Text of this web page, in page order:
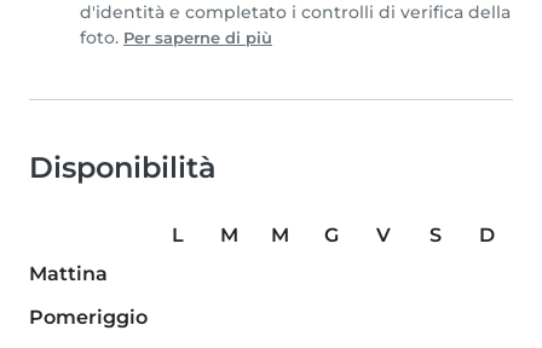
d'identità e completato i controlli di verifica della
foto. Per saperne di più
Disponibilità
L M M G V S
D
Mattina
Pomeriggio